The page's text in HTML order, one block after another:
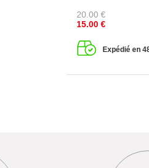
20.00 €
15.00 €
Expédié en